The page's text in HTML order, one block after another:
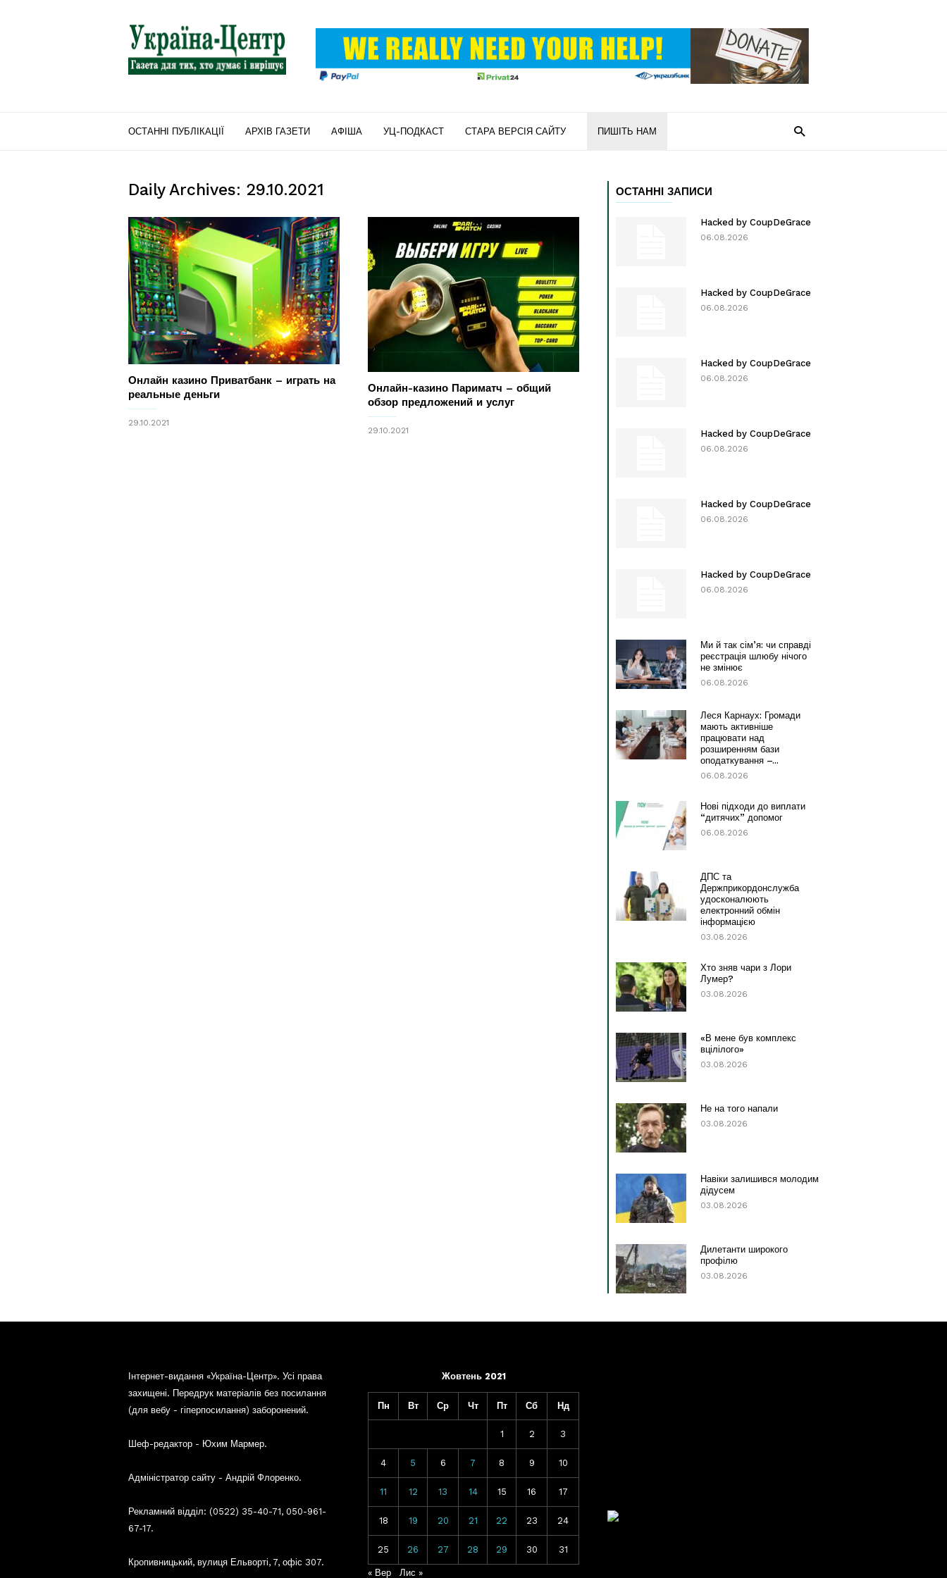
"Україна-
Центр"
ОСТАННІ ПУБЛІКАЦІЇ АРХІВ ГАЗЕТИ АФІША УЦ-ПОДКАСТ СТАРА ВЕРСІЯ САЙТУ ПИШІТЬ НАМ
Daily Archives: 29.10.2021
Онлайн казино Приватбанк – играть на
реальные деньги
29.10.2021
Онлайн-казино Париматч – общий
обзор предложений и услуг
29.10.2021
ОСТАННІ ЗАПИСИ
Hacked by CoupDeGrace
06.08.2026
Hacked by CoupDeGrace
06.08.2026
Hacked by CoupDeGrace
06.08.2026
Hacked by CoupDeGrace
06.08.2026
Hacked by CoupDeGrace
06.08.2026
Hacked by CoupDeGrace
06.08.2026
Ми й так сім’я: чи справді
реєстрація шлюбу нічого
не змінює
06.08.2026
Леся Карнаух: Громади
мають активніше
працювати над
розширенням бази
оподаткування –...
06.08.2026
Нові підходи до виплати
“дитячих” допомог
06.08.2026
ДПС та
Держприкордонслужба
удосконалюють
електронний обмін
інформацією
03.08.2026
Хто зняв чари з Лори
Лумер?
03.08.2026
«В мене був комплекс
вцілілого»
03.08.2026
Не на того напали
03.08.2026
Навіки залишився молодим
дідусем
03.08.2026
Дилетанти широкого
профілю
03.08.2026
Інтернет-видання «Україна-Центр». Усі права
захищені. Передрук матеріалів без посилання
(для вебу - гіперпосилання) заборонений.
Шеф-редактор - Юхим Мармер.
Адміністратор сайту - Андрій Флоренко.
Рекламний відділ: (0522) 35-40-71, 050-961-
67-17.
Кропивницький, вулиця Ельворті, 7, офіс 307.
Жовтень 2021
Пн Вт Ср Чт Пт Сб Нд
1 2 3
4 5 6 7 8 9 10
11 12 13 14 15 16 17
18 19 20 21 22 23 24
25 26 27 28 29 30 31
« Вер Лис »